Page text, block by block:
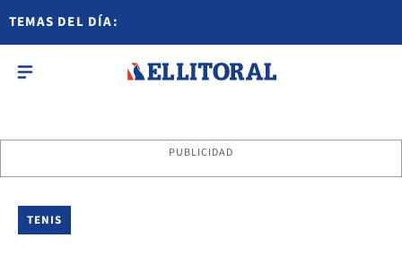
TEMAS DEL DÍA:
PUBLICIDAD
TENIS